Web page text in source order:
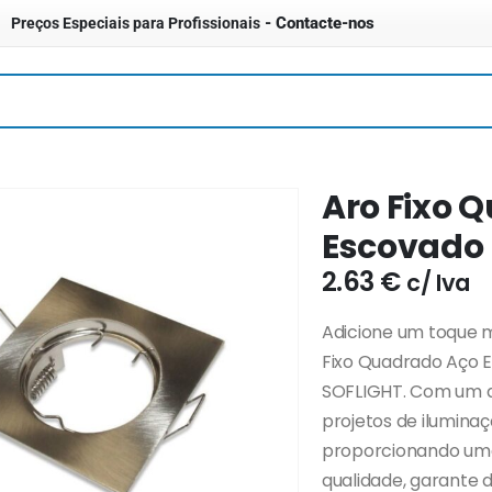
Preços Especiais para Profissionais- Contacte-nos
Aro Fixo
Escovado
2.63 € c/ Iva
Adicione um toque
Fixo Quadrado Aço
SOFLIGHT. Com
projetos de
proporcionando
qualidade, garante